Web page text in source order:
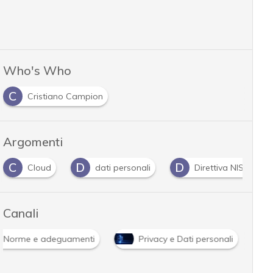
Who's Who
C
Cristiano Campion
Argomenti
C
Cloud D dati personali D Direttiva NIS 2
Canali
Norme e adeguamenti Privacy e Dati personali